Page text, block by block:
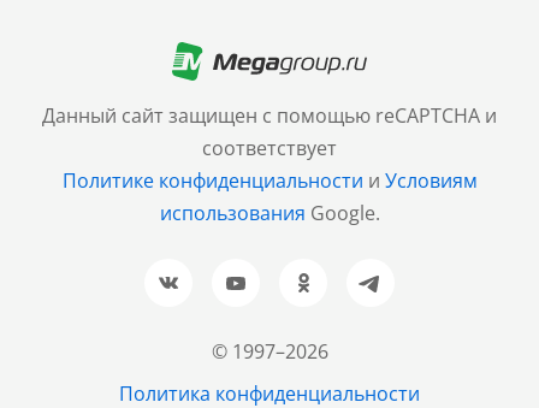
© 1997–2026
Политика конфиденциальности
Данный сайт защищен с помощью reCAPTCHA и
соответствует
Политике конфиденциальности и Условиям
использования Google.
+7 (499) 705-30-10
Санкт-Петербург
+7 (812) 600-77-33
Барнаул
Новосибирск